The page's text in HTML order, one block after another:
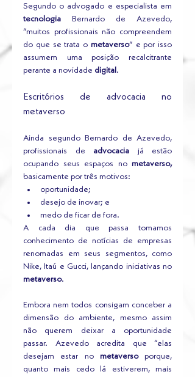
tecnologia Bernardo de Azevedo,
“muitos profissionais não compreendem
do que se trata o metaverso” e por isso
assumem uma posição recalcitrante
perante a novidade digital .
Escritórios de advocacia no
metaverso
Ainda segundo Bernardo de Azevedo,
profissionais de advocacia já estão
ocupando seus espaços no metaverso,
basicamente por três motivos:
oportunidade;
desejo de inovar; e
medo de ficar de fora.
A cada dia que passa tomamos
conhecimento de notícias de empresas
renomadas em seus segmentos, como
metaverso.
Embora nem todos consigam conceber a
dimensão do ambiente, mesmo assim
não querem deixar a oportunidade
passar. Azevedo acredita que “elas
desejam estar no metaverso porque,
quanto mais cedo lá estiverem, mais